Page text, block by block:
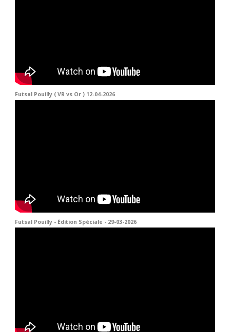
Futsal Pouilly ( VR vs Or ) 12-04-2026
Futsal Pouilly - Édition Spéciale - 29-03-2026